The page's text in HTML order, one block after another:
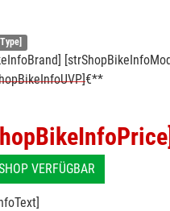
€**
VERFÜGBAR